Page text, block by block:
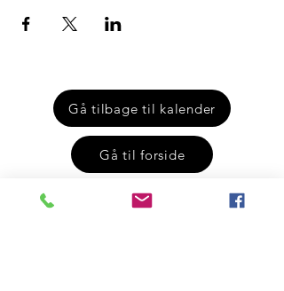
Gå tilbage til kalender
Gå til forside